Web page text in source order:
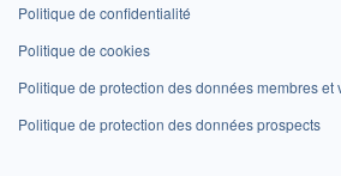
Politique de confidentialité
Politique de cookies
Politique de protection des données membres et
Politique de protection des données prospects